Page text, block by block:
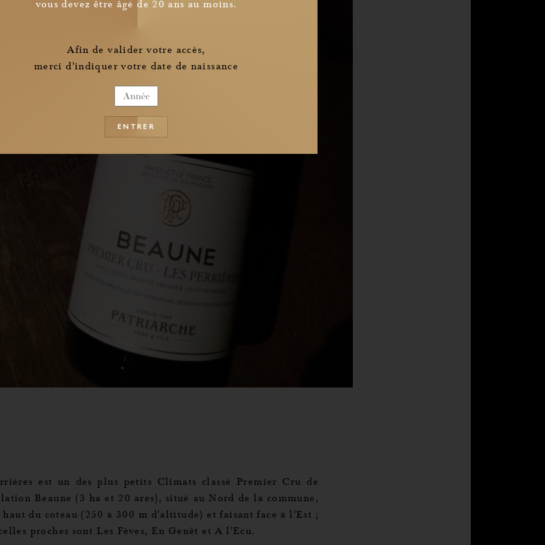
est un des plus petits Climats classé Premier Cru de
Beaune (3 ha et 20 ares), situé au Nord de la commune,
du coteau (250 à 300 m d'altitude) et faisant face à l'Est ;
proches sont Les Fèves, En Genêt et A l'Ecu.
vous devez être âgé de 20 ans au moins.
Afin de valider votre accès,
merci d'indiquer votre date de naissance
ENTRER